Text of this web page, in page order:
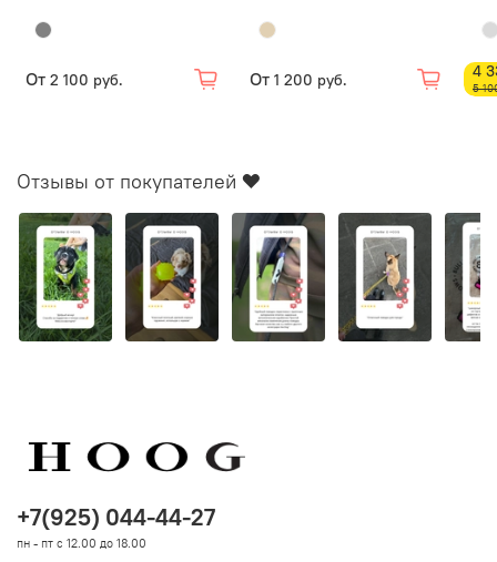
От 2 100 руб. От 1 200 руб. 4
5
Отзывы от покупателей ❤️
+7(925) 044-44-27
пн - пт с 12.00 до 18.00